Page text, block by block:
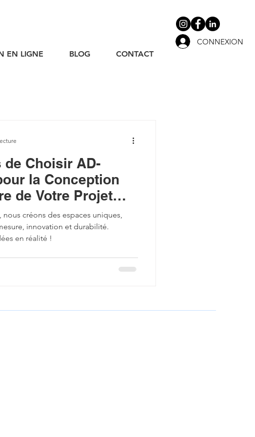
EN LIGNE BLOG CONTACT
CONNEXION
de Choisir AD-
la Conception
de Votre Projet
et de Design
créons des espaces uniques,
innovation et durabilité.
en réalité !